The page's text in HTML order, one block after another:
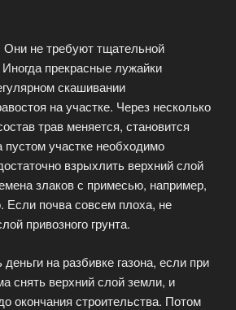
Они не требуют тщательной
прекрасные лужайки
скашивании
на участке. Через несколько
трав меняется, становится
участке необходимо
взрыхлить верхний слой
злаков с примесью, например,
Если почва совсем плоха, не
привозного грунта.
на разбивке газона, если при
снять верхний слой земли, и
окончания строительства. Потом